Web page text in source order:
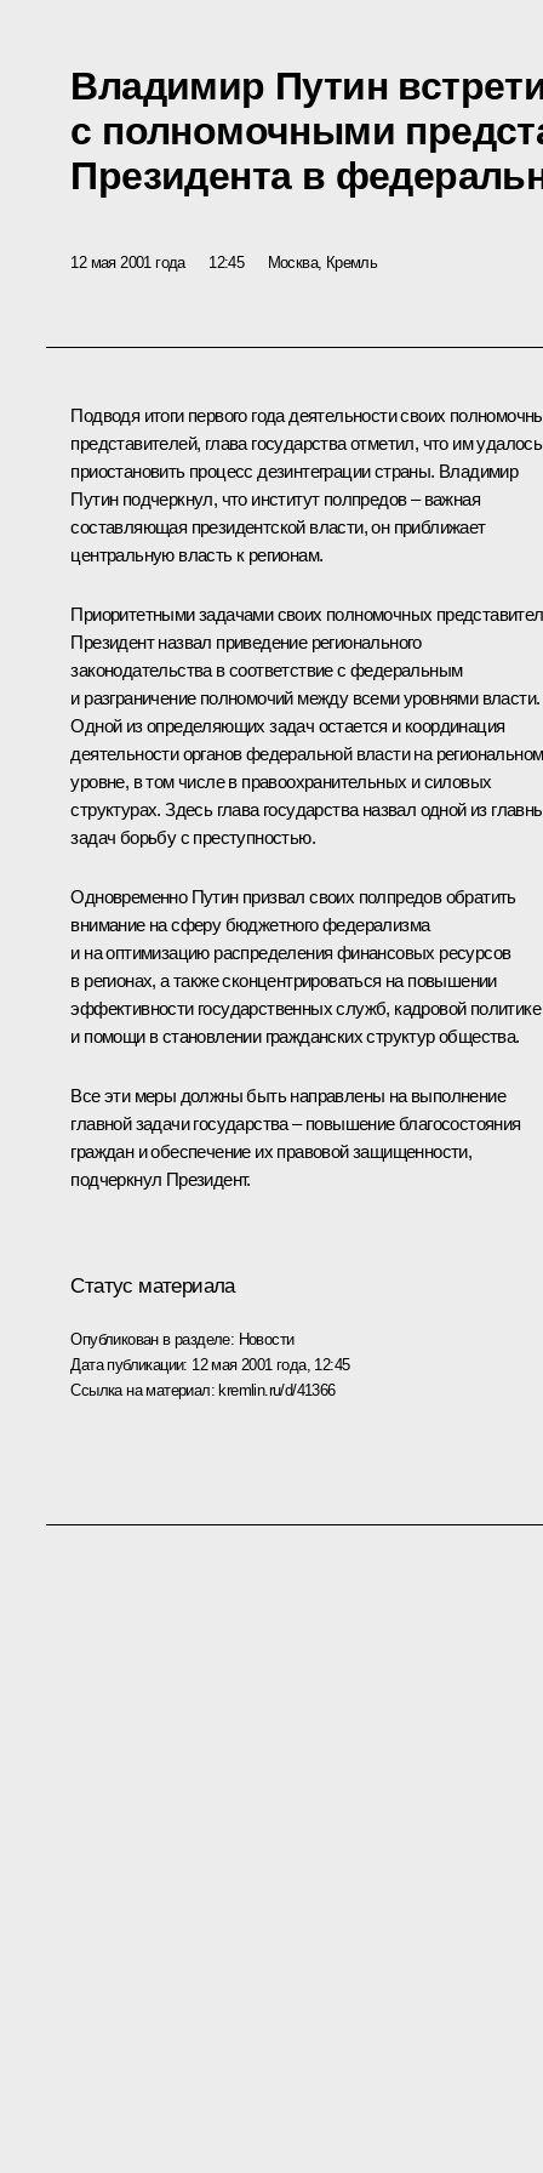
Владимир Путин
с полномочными
Президента в
12 мая 2001 года 12:45 Москва, Кремль
Подводя итоги первого года деятельности своих
представителей, глава государства отметил, что им удалось
приостановить процесс дезинтеграции страны. Владимир
Путин подчеркнул, что институт полпредов – важная
составляющая президентской власти, он приближает
центральную власть к регионам.
Приоритетными задачами своих полномочных
Президент назвал приведение регионального
законодательства в соответствие с федеральным
и разграничение полномочий между всеми уровнями власти.
Одной из определяющих задач остается и координация
деятельности органов федеральной власти на региональном
уровне, в том числе в правоохранительных и силовых
структурах. Здесь глава государства назвал одной из
задач борьбу с преступностью.
Одновременно Путин призвал своих полпредов обратить
внимание на сферу бюджетного федерализма
и на оптимизацию распределения финансовых ресурсов
в регионах, а также сконцентрироваться на повышении
эффективности государственных служб, кадровой политике
и помощи в становлении гражданских структур общества.
Все эти меры должны быть направлены на выполнение
главной задачи государства – повышение благосостояния
граждан и обеспечение их правовой защищенности,
подчеркнул Президент.
Статус материала
Опубликован в разделе: Новости
Дата публикации: 12 мая 2001 года, 12:45
Ссылка на материал:kremlin.ru/d/41366